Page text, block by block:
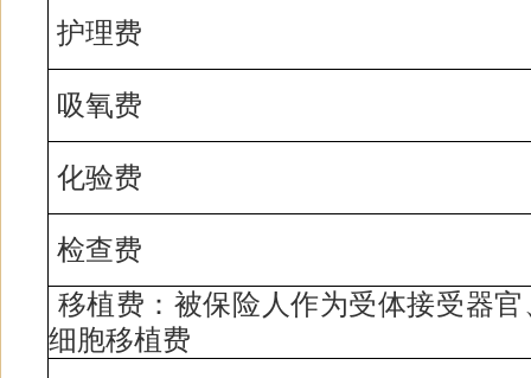
护理费
吸氧费
化验费
检查费
移植费：被保险人作为受体接受器
细胞移植费